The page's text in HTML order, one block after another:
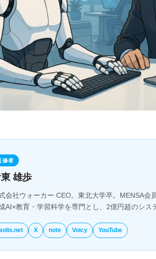
修者
雄歩
会社ウォーカー CEO。東北大学卒。MENSA会
AI×教育・学習科学を専門とし、2億円超のシス
X note Voicy YouTube